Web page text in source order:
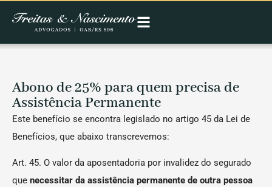
Abono de 25% para quem precisa de
Assistência Permanente
Este benefício se encontra legislado no artigo 45 da Lei de
Benefícios, que abaixo transcrevemos:
Art. 45. O valor da aposentadoria por invalidez do segurado
que necessitar da assistência permanente de outra pessoa